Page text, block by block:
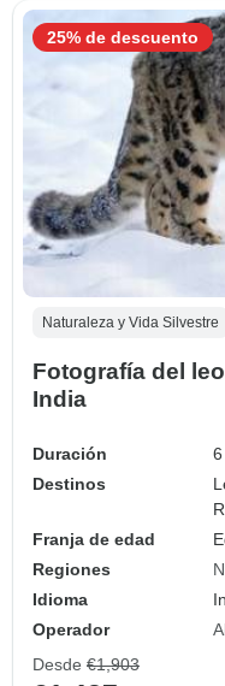
Naturaleza y Vida Silvestre
Fotografía del
India
Duración
Destinos
Franja de edad
Regiones
Idioma
Operador
25% de descuento
Desde €1,903